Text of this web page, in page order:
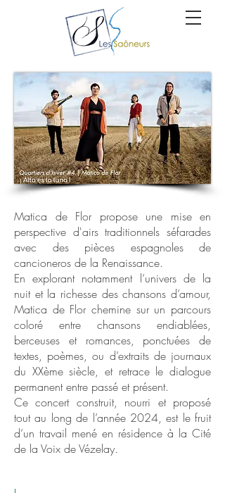
Matica de Flor propose une mise en
perspective d'airs traditionnels séfarades
avec des pièces espagnoles de
cancioneros de la Renaissance.
En explorant notamment l’univers de la
nuit et la richesse des chansons d’amour,
Matica de Flor chemine sur un parcours
coloré entre chansons endiablées,
berceuses et romances, ponctuées de
textes, poèmes, ou d’extraits de journaux
du XXème siècle, et retrace le dialogue
permanent entre passé et présent.
Ce concert construit, nourri et proposé
tout au long de l’année 2024, est le fruit
d’un travail mené en résidence à la Cité
de la Voix de Vézelay.